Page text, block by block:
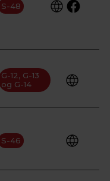
S-48
G-12, G-13
og G-14
S-46